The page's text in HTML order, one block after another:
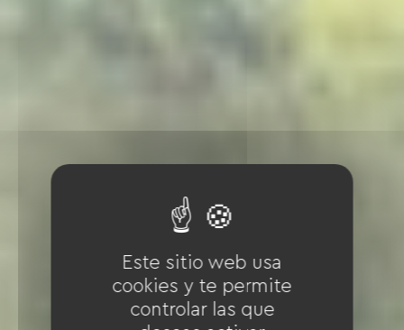
Este sitio web usa
cookies y te permite
controlar las que